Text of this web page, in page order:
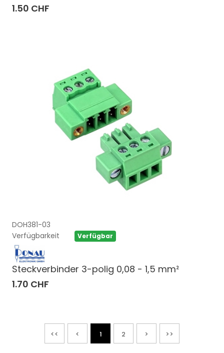
1.50 CHF
DOH381-03
Verfügbarkeit
Verfügbar
Steckverbinder 3-polig 0,08 - 1,5 mm²
1.70 CHF
<< < 1 2 > >>